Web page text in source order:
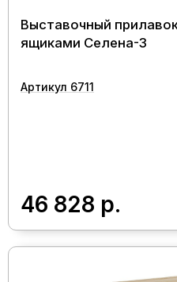
Выставочный
ящиками Селена-3
Артикул 6711
46 828 р.